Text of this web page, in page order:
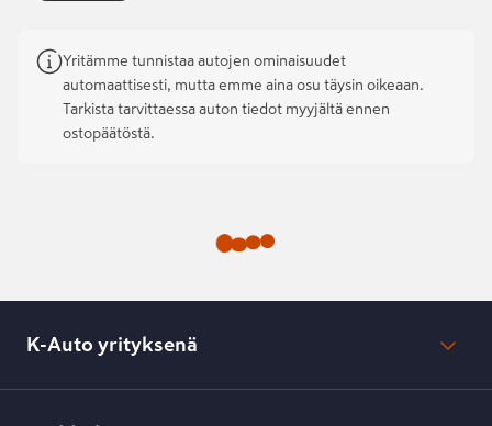
Yritämme tunnistaa autojen ominaisuudet
automaattisesti, mutta emme aina osu täysin oikeaan.
Tarkista tarvittaessa auton tiedot myyjältä ennen
ostopäätöstä.
K-Auto yrityksenä